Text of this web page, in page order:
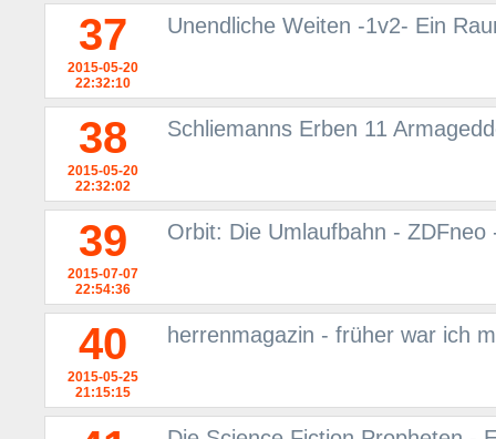
37
2015-05-20
22:32:10
Unendliche Weiten -1v2- Ein
38
2015-05-20
22:32:02
Schliemanns Erben 11
39
2015-07-07
22:54:36
Orbit: Die Umlaufbahn - ZDFneo
40
2015-05-25
21:15:15
herrenmagazin - früher war ich